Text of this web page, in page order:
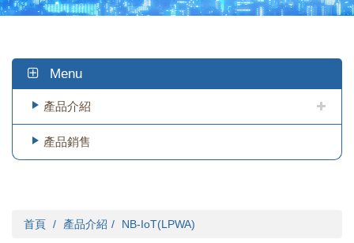
Menu
產品介紹
產品銷售
首頁 產品介紹 NB-IoT(LPWA)